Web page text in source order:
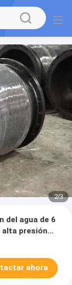
2/3
del agua de 6
alta presión
de
ahora